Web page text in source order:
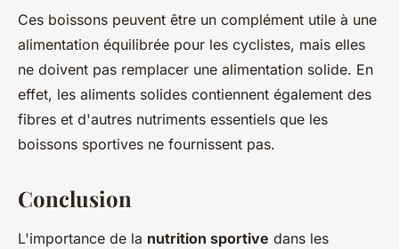
Ces boissons peuvent être un complément utile à une
alimentation équilibrée pour les cyclistes, mais elles
ne doivent pas remplacer une alimentation solide. En
effet, les aliments solides contiennent également des
fibres et d'autres nutriments essentiels que les
boissons sportives ne fournissent pas.
Conclusion
L'importance de la nutrition sportive dans les